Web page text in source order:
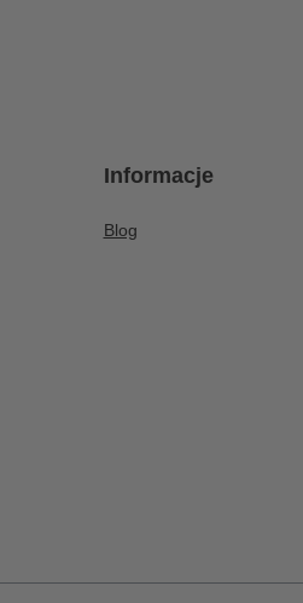
Informacje
Blog